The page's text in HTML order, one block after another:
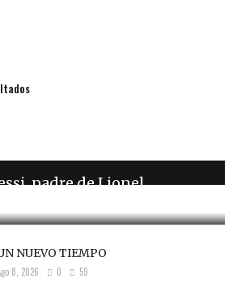
padre de Lionel
NUEVO TIEMPO
8, 2026 0 59